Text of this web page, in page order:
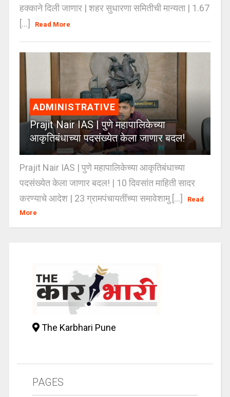
हक्काने दिली जाणार | शहर सुधारणा समितीची मान्यता | 1.67
[...]
Read More
ADMINISTRATIVE
Prajit Nair IAS | पुणे महापालिकेच्या
आकृतिबंधाच्या पदसंख्येत केला जाणार बदल!
Prajit Nair IAS | पुणे महापालिकेच्या आकृतिबंधाच्या
पदसंख्येत केला जाणार बदल! | 10 दिवसांत माहिती सादर
करण्याचे आदेश | 23 ग्रामपंचायतींच्या समावेशामु [...]
Read
More
The Karbhari Pune
PAGES